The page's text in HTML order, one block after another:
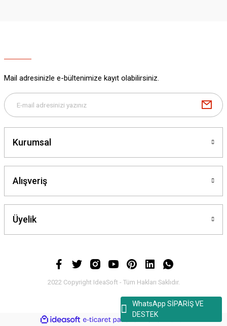
WhatsApp SİPARİŞ VE
DESTEK
Mail adresinizle e-bültenimize kayıt olabilirsiniz.
Kurumsal
Alışveriş
Üyelik
2022 Copyright IdeaSoft - Tüm Hakları Saklıdır.
ideasoft